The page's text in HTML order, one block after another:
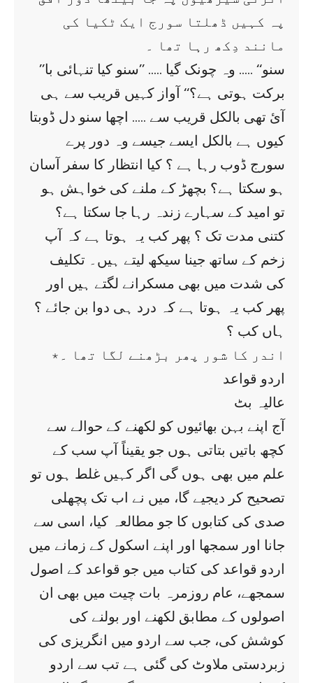
پہ کہیں ڈھلتا سورج ایک ٹکیا کی
مانند دِکھ رہا تھا ۔
’’سنو‘‘ ….. وہ چونک گیا ….. ’’سنو کیا تنہائی با
برکت ہوتی ہے؟‘‘ آواز کہیں قریب سے ہی
آئ تھی بالکل قریب سے ….. اچھا سنو دل ڈوبتا
کیوں ہے بالکل ایسے جیسے وہ دور پرے
سورج ڈوب رہا ہے ؟ کیا انتظار کا سفر آسان
ہو سکتا ہے؟ بچھڑ کے ملنے کی خواہش ہو
تو امید کے سہارے زندہ رہا جا سکتا ہے؟
کتنی مدت تک ؟ پھر کب یہ ہوتا ہے کہ آپ
زخم کے ساتھ جینا سیکھ لیتے ہیں۔ تکلیف
کی شدت میں بھی مسکرانے لگتے ہیں اور
پھر کب یہ ہوتا ہے کہ درد ہی دوا بن جائے ؟
ہاں کب ؟
اندر کا شور پھر بڑھنے لگا تھا ۔٭
اردو قواعد
عالیہ بٹ
آج اپنے بہن بھائیوں کو لکھنے کے حوالے سے
کچھ باتیں بتاتی ہوں جو یقیناً آپ سب کے
علم میں بھی ہوں گی اگر کہیں غلط ہوں تو
تصحیح کر دیجیے گا، میں نے اب تک پچھلی
صدی کی کتابوں کا جو مطالعہ کیا، اسی سے
جانا اور سمجھا اور اپنے اسکول کے زمانے میں
اردو قواعد کی کتاب میں جو قواعد کے اصول
سمجھے، عام روزمرہ بات چیت میں بھی ان
اصولوں کے مطابق لکھنے اور بولنے کی
کوشش کی، جب سے اردو میں انگریزی کی
زبردستی ملاوٹ کی گئی ہے تب سے اردو